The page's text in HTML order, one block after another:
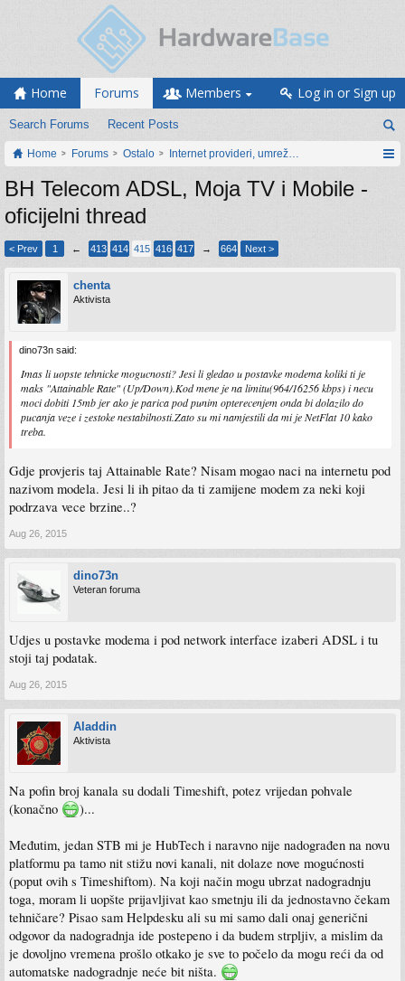
Home Forums
Search Forums Recent Posts
Members Log in or Sign up
Home Forums Ostalo Internet provideri, umrežavanje i web servisi
BH Telecom ADSL, Moja TV i Mobile -
oficijelni thread
< Prev 1 ← 413 414 415 416 417 → 664 Next >
chenta
Aktivista
dino73n said:
Imas li uopste tehnicke mogucnosti? Jesi li gledao u postavke modema koliki ti je
maks "Attainable Rate" (Up/Down).Kod mene je na limitu(964/16256 kbps) i necu
moci dobiti 15mb jer ako je parica pod punim opterecenjem onda bi dolazilo do
pucanja veze i zestoke nestabilnosti.Zato su mi namjestili da mi je NetFlat 10 kako
treba.
Gdje provjeris taj Attainable Rate? Nisam mogao naci na internetu pod
nazivom modela. Jesi li ih pitao da ti zamijene modem za neki koji
podrzava vece brzine..?
Aug 26, 2015
dino73n
Veteran foruma
Udjes u postavke modema i pod network interface izaberi ADSL i tu
stoji taj podatak.
Aug 26, 2015
Aladdin
Aktivista
Na pofin broj kanala su dodali Timeshift, potez vrijedan pohvale
(konačno
)...
Međutim, jedan STB mi je HubTech i naravno nije nadograđen na novu
platformu pa tamo nit stižu novi kanali, nit dolaze nove mogućnosti
(poput ovih s Timeshiftom). Na koji način mogu ubrzat nadogradnju
toga, moram li uopšte prijavljivat kao smetnju ili da jednostavno čekam
tehničare? Pisao sam Helpdesku ali su mi samo dali onaj generični
odgovor da nadogradnja ide postepeno i da budem strpljiv, a mislim da
je dovoljno vremena prošlo otkako je sve to počelo da mogu reći da od
automatske nadogradnje neće bit ništa.